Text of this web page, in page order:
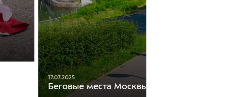
17.07.2025
Беговые места Москвы